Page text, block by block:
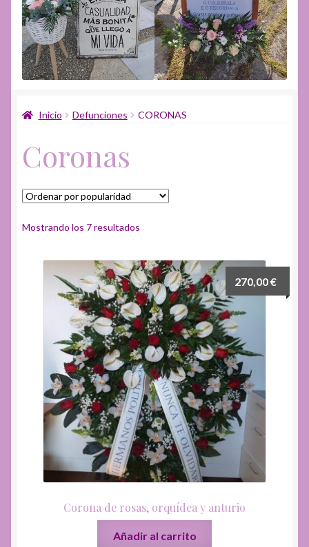
Inicio Defunciones CORONAS
Coronas
Mostrando los 7 resultados
Corona de rosas, orquídea y anturio
270,00€
Añadir al carrito